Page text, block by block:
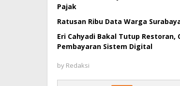
Pajak
Ratusan Ribu Data Warga
Eri Cahyadi Bakal Tutup
Pembayaran Sistem Digital
by Redaksi